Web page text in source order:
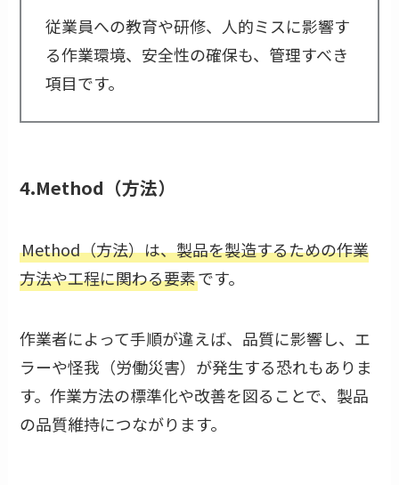
従業員への教育や研修、人的ミスに影響す
る作業環境、安全性の確保も、管理すべき
項目です。
4.Method（方法）
Method（方法）は、製品を製造するための作業
方法や工程に関わる要素です。
作業者によって手順が違えば、品質に影響し、エ
ラーや怪我（労働災害）が発生する恐れもありま
す。作業方法の標準化や改善を図ることで、製品
の品質維持につながります。